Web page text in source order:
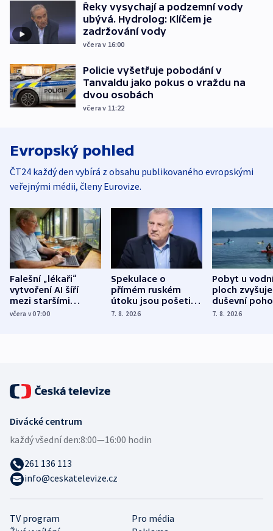
Řeky vysychají a podzemní vody
ubývá. Hydrolog: Klíčem je
zadržování vody
včera v 16:00
Policie vyšetřuje pobodání v
Tanvaldu jako pokus o vraždu na
dvou osobách
včera v 11:22
Evropský pohled
ČT24 každý den vybírá z obsahu publikovaného evropskými
veřejnými médii, členy Eurovize.
Falešní „lékaři“
vytvoření AI šíří
mezi staršími
Poláky nebezpečné
včera v 07:00
Spekulace o
přímém ruském
útoku jsou pošetilé,
míní estonský
7. 8. 2026
Pobyt u
ploch zvyšuje
duševní
ukázala
7. 8. 2026
TV program
Pro média
Divácké centrum
každý všední den:8:00—16:00 hodin
261 136 113
info@ceskatelevize.cz